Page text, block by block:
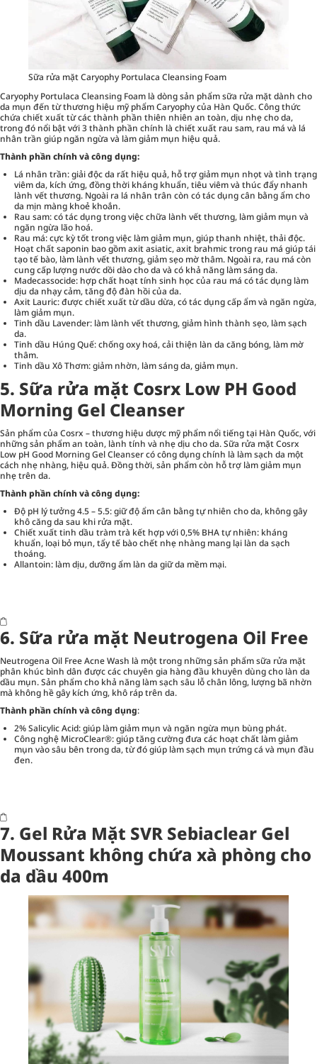
Sữa rửa mặt Caryophy Portulaca Cleansing Foam
Caryophy Portulaca Cleansing Foam là dòng sản phẩm sữa rửa mặt dành cho
da mụn đến từ thương hiệu mỹ phẩm Caryophy của Hàn Quốc. Công thức
chứa chiết xuất từ các thành phần thiên nhiên an toàn, dịu nhẹ cho da,
trong đó nổi bật với 3 thành phần chính là chiết xuất rau sam, rau má và lá
nhân trần giúp ngăn ngừa và làm giảm mụn hiệu quả.
Thành phần chính và công dụng:
Lá nhân trần: giải độc da rất hiệu quả, hỗ trợ giảm mụn nhọt và tình trạng
viêm da, kích ứng, đồng thời kháng khuẩn, tiêu viêm và thúc đẩy nhanh
lành vết thương. Ngoài ra lá nhân trân còn có tác dụng cân bằng ẩm cho
da mịn màng khoẻ khoắn.
Rau sam: có tác dụng trong việc chữa lành vết thương, làm giảm mụn và
ngăn ngừa lão hoá.
Rau má: cực kỳ tốt trong việc làm giảm mụn, giúp thanh nhiệt, thải độc.
Hoạt chất saponin bao gồm axit asiatic, axit brahmic trong rau má giúp tái
tạo tế bào, làm lành vết thương, giảm sẹo mờ thâm. Ngoài ra, rau má còn
cung cấp lượng nước dồi dào cho da và có khả năng làm sáng da.
Madecassocide: hợp chất hoạt tính sinh học của rau má có tác dụng làm
dịu da nhạy cảm, tăng độ đàn hồi của da.
Axit Lauric: được chiết xuất từ dầu dừa, có tác dụng cấp ẩm và ngăn ngừa,
làm giảm mụn.
Tinh dầu Lavender: làm lành vết thương, giảm hình thành sẹo, làm sạch
da.
Tinh dầu Húng Quế: chống oxy hoá, cải thiện làn da căng bóng, làm mờ
thâm.
Tinh dầu Xô Thơm: giảm nhờn, làm sáng da, giảm mụn.
5. Sữa rửa mặt Cosrx Low PH Good
Morning Gel Cleanser
Sản phẩm của Cosrx – thương hiệu dược mỹ phẩm nổi tiếng tại Hàn Quốc, với
những sản phẩm an toàn, lành tính và nhẹ dịu cho da.Sữa rửa mặt Cosrx
Low pH Good Morning Gel Cleansercó công dụng chính là làm sạch da một
cách nhẹ nhàng, hiệu quả. Đồng thời, sản phẩm còn hỗ trợ làm giảm mụn
nhẹ trên da.
Thành phần chính và công dụng:
Độ pH lý tưởng 4.5 – 5.5: giữ độ ẩm cân bằng tự nhiên cho da, không gây
khô căng da sau khi rửa mặt.
Chiết xuất tinh dầu tràm trà kết hợp với 0,5% BHA tự nhiên: kháng
khuẩn, loại bỏ mụn, tẩy tế bào chết nhẹ nhàng mang lại làn da sạch
thoáng.
Allantoin: làm dịu, dưỡng ẩm làn da giữ da mềm mại.
6. Sữa rửa mặt Neutrogena Oil Free
Neutrogena Oil Free Acne Wash là một trong những sản phẩm sữa rửa mặt
phân khúc bình dân được các chuyên gia hàng đầu khuyên dùng cho làn da
dầu mụn. Sản phẩm cho khả năng làm sạch sâu lỗ chân lông, lượng bã nhờn
mà không hề gây kích ứng, khô ráp trên da.
Thành phần chính và công dụng:
2% Salicylic Acid: giúp làm giảm mụn và ngăn ngừa mụn bùng phát.
Công nghệ MicroClear®: giúp tăng cường đưa các hoạt chất làm giảm
mụn vào sâu bên trong da, từ đó giúp làm sạch mụn trứng cá và mụn đầu
đen.
7. Gel Rửa Mặt SVR Sebiaclear Gel
Moussant không chứa xà phòng cho
da dầu 400m